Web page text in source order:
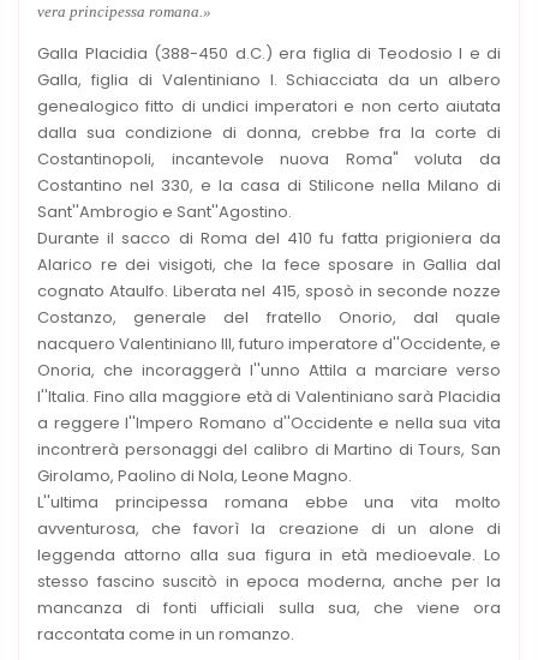
vera principessa romana.»
Galla Placidia (388-450 d.C.) era figlia di Teodosio I e di
Galla, figlia di Valentiniano I. Schiacciata da un albero
genealogico fitto di undici imperatori e non certo aiutata
dalla sua condizione di donna, crebbe fra la corte di
Costantinopoli, incantevole nuova Roma" voluta da
Costantino nel 330, e la casa di Stilicone nella Milano di
Sant''Ambrogio e Sant''Agostino.
Durante il sacco di Roma del 410 fu fatta prigioniera da
Alarico re dei visigoti, che la fece sposare in Gallia dal
cognato Ataulfo. Liberata nel 415, sposò in seconde nozze
Costanzo, generale del fratello Onorio, dal quale
nacquero Valentiniano III, futuro imperatore d''Occidente, e
Onoria, che incoraggerà l''unno Attila a marciare verso
l''Italia. Fino alla maggiore età di Valentiniano sarà Placidia
a reggere l''Impero Romano d''Occidente e nella sua vita
incontrerà personaggi del calibro di Martino di Tours, San
Girolamo, Paolino di Nola, Leone Magno.
L''ultima principessa romana ebbe una vita molto
avventurosa, che favorì la creazione di un alone di
leggenda attorno alla sua figura in età medioevale. Lo
stesso fascino suscitò in epoca moderna, anche per la
mancanza di fonti ufficiali sulla sua, che viene ora
raccontata come in un romanzo.